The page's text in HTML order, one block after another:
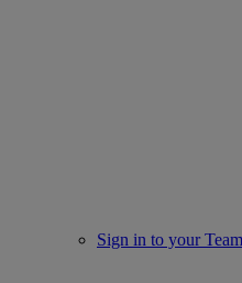
Sign in to your